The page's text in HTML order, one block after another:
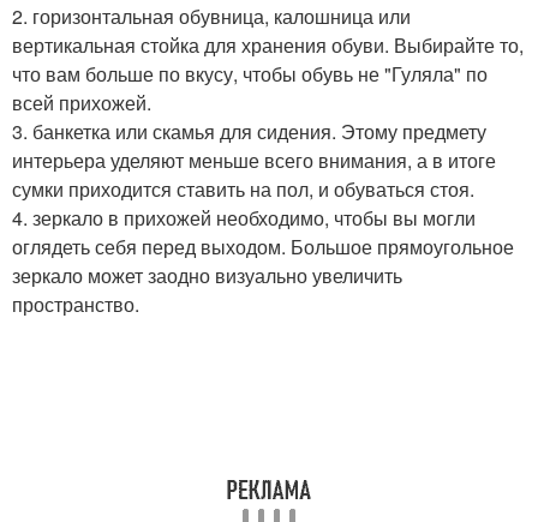
2. горизонтальная обувница, калошница или
вертикальная стойка для хранения обуви. Выбирайте то,
что вам больше по вкусу, чтобы обувь не "Гуляла" по
всей прихожей.
3. банкетка или скамья для сидения. Этому предмету
интерьера уделяют меньше всего внимания, а в итоге
сумки приходится ставить на пол, и обуваться стоя.
4. зеркало в прихожей необходимо, чтобы вы могли
оглядеть себя перед выходом. Большое прямоугольное
зеркало может заодно визуально увеличить
пространство.